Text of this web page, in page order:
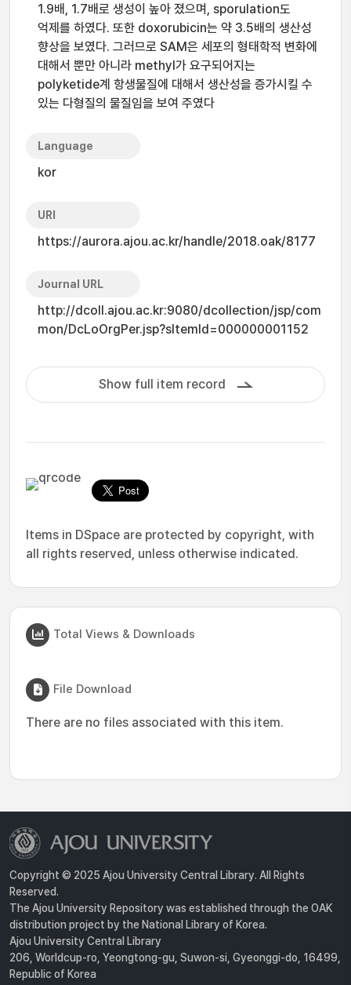
1.9배, 1.7배로 생성이 높아 졌으며, sporulation도
억제를 하였다. 또한 doxorubicin는 약 3.5배의 생산성
향상을 보였다. 그러므로 SAM은 세포의 형태학적 변화에
대해서 뿐만 아니라 methyl가 요구되어지는
polyketide계 항생물질에 대해서 생산성을 증가시킬 수
있는 다형질의 물질임을 보여 주였다
Language
kor
URI
https://aurora.ajou.ac.kr/handle/2018.oak/8177
Journal URL
http://dcoll.ajou.ac.kr:9080/dcollection/jsp/com
mon/DcLoOrgPer.jsp?sItemId=000000001152
Show full item record
Items in DSpace are protected by copyright, with
all rights reserved, unless otherwise indicated.
Total Views & Downloads
File Download
There are no files associated with this item.
Copyright © 2025 Ajou University Central Library. All Rights
Reserved.
The Ajou University Repository was established through the OAK
distribution project by the National Library of Korea.
Ajou University Central Library
206, Worldcup-ro, Yeongtong-gu, Suwon-si, Gyeonggi-do, 16499,
Republic of Korea